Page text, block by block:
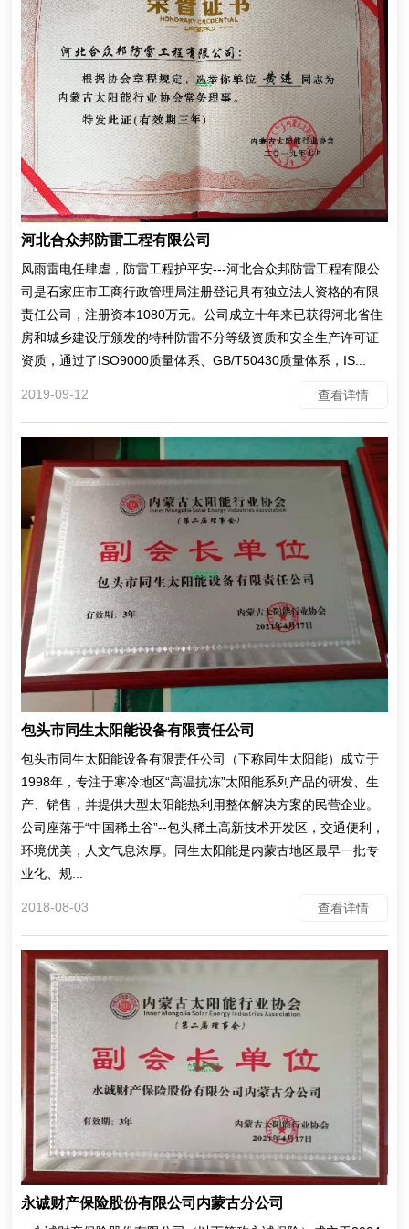
河北合众邦防雷工程有限公司
风雨雷电任肆虐，防雷工程护平安---河北合众邦防雷工程有限公
司是石家庄市工商行政管理局注册登记具有独立法人资格的有限
责任公司，注册资本1080万元。公司成立十年来已获得河北省住
房和城乡建设厅颁发的特种防雷不分等级资质和安全生产许可证
资质，通过了ISO9000质量体系、GB/T50430质量体系，IS...
2019-09-12 查看详情
包头市同生太阳能设备有限责任公司
包头市同生太阳能设备有限责任公司（下称同生太阳能）成立于
1998年，专注于寒冷地区“高温抗冻”太阳能系列产品的研发、生
产、销售，并提供大型太阳能热利用整体解决方案的民营企业。
公司座落于“中国稀土谷”--包头稀土高新技术开发区，交通便利，
环境优美，人文气息浓厚。同生太阳能是内蒙古地区最早一批专
业化、规...
2018-08-03 查看详情
永诚财产保险股份有限公司内蒙古分公司